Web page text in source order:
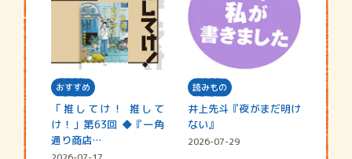
おすすめ
「推してけ！ 推して
け！」第63回 ◆『一角
通り商店…
読みもの
井上先斗『夜がまだ明け
ない』
2026-07-29